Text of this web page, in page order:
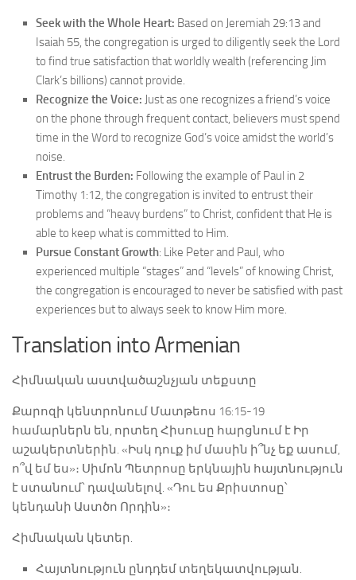
Seek with the Whole Heart: Based on Jeremiah 29:13 and
Isaiah 55, the congregation is urged to diligently seek the Lord
to find true satisfaction that worldly wealth (referencing Jim
Clark’s billions) cannot provide.
Recognize the Voice: Just as one recognizes a friend’s voice
on the phone through frequent contact, believers must spend
time in the Word to recognize God’s voice amidst the world’s
noise.
Entrust the Burden: Following the example of Paul in 2
Timothy 1:12, the congregation is invited to entrust their
problems and “heavy burdens” to Christ, confident that He is
able to keep what is committed to Him.
Pursue Constant Growth: Like Peter and Paul, who
experienced multiple “stages” and “levels” of knowing Christ,
the congregation is encouraged to never be satisfied with past
experiences but to always seek to know Him more.
Translation into Armenian
Հիմնական աստվածաշնչյան տեքստը
Քարոզի կենտրոնում Մատթեոս 16:15-19
համարներն են, որտեղ Հիսուսը հարցնում է Իր
աշակերտներին. «Իսկ դուք իմ մասին ի՞նչ եք ասում,
ո՞վ եմ ես»։ Սիմոն Պետրոսը երկնային հայտնություն
է ստանում՝ դավանելով. «Դու ես Քրիստոսը՝
կենդանի Աստծո Որդին»։
Հիմնական կետեր.
Հայտնություն ընդդեմ տեղեկատվության.